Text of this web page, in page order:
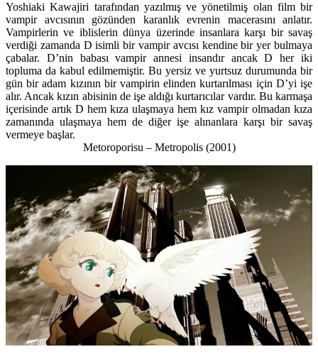
Yoshiaki Kawajiri tarafından yazılmış ve yönetilmiş olan film bir
vampir avcısının gözünden karanlık evrenin macerasını anlatır.
Vampirlerin ve iblislerin dünya üzerinde insanlara karşı bir savaş
verdiği zamanda D isimli bir vampir avcısı kendine bir yer bulmaya
çabalar. D’nin babası vampir annesi insandır ancak D her iki
topluma da kabul edilmemiştir. Bu yersiz ve yurtsuz durumunda bir
gün bir adam kızının bir vampirin elinden kurtarılması için D’yi işe
alır. Ancak kızın abisinin de işe aldığı kurtarıcılar vardır. Bu karmaşa
içerisinde artık D hem kıza ulaşmaya hem kız vampir olmadan kıza
zamanında ulaşmaya hem de diğer işe alınanlara karşı bir savaş
vermeye başlar.
Metoroporisu – Metropolis (2001)